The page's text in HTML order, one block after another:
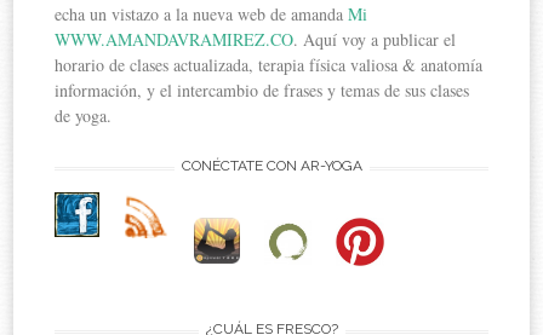
echa un vistazo a la nueva web de amandaMi
WWW.AMANDAVRAMIREZ.CO. Aquí voy a publicar el
horario de clases actualizada, terapia física valiosa & anatomía
información, y el intercambio de frases y temas de sus clases
de yoga.
CONÉCTATE CON AR-YOGA
¿CUÁL ES FRESCO?